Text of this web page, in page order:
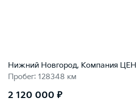
Нижний Новгород, Компания
Пробег: 128348 км
2 120 000 ₽